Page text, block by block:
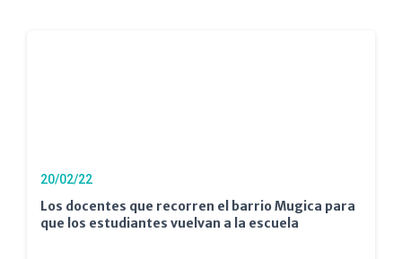
20/02/22
Los docentes que recorren el barrio Mugica para
que los estudiantes vuelvan a la escuela